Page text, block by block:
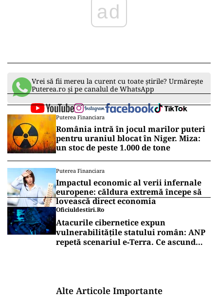
ad
Vrei să fii mereu la curent cu toate știrile? Urmărește
Puterea.ro și pe canalul de WhatsApp
Puterea Financiara
România intră în jocul marilor puteri
pentru uraniul blocat în Niger. Miza:
un stoc de peste 1.000 de tone
Puterea Financiara
Impactul economic al verii infernale
europene: căldura extremă începe să
lovească direct economia
Oficiuldestiri.ro
Atacurile cibernetice expun
vulnerabilitățile statului român: ANP
repetă scenariul e‑Terra. Ce ascund
Alte Articole Importante